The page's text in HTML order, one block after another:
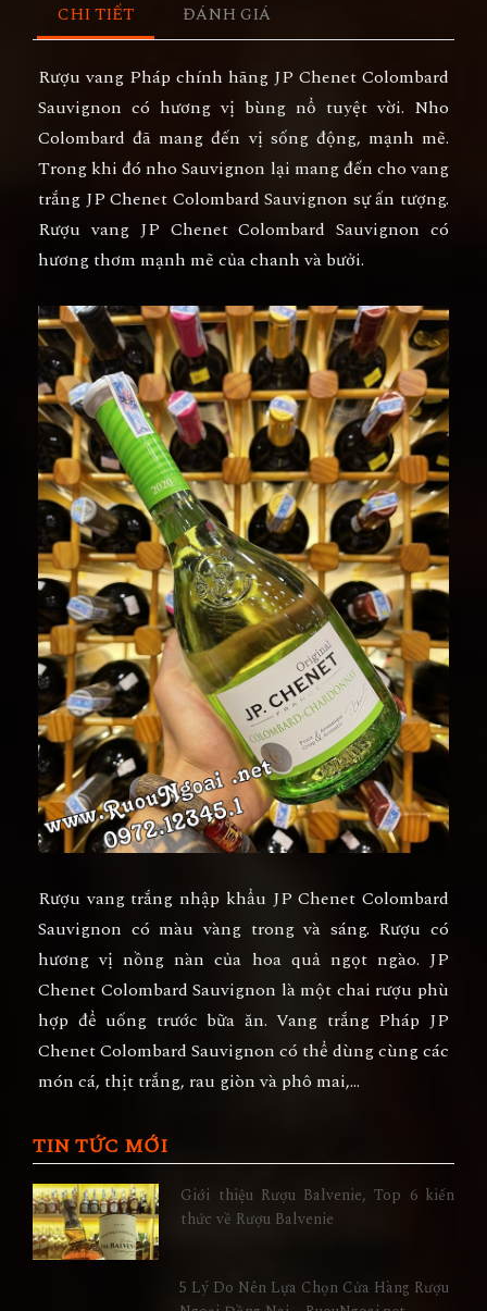
CHI TIẾT ĐÁNH GIÁ
Rượu vang Pháp chính hãng JP Chenet Colombard
Sauvignon có hương vị bùng nổ tuyệt vời. Nho
Colombard đã mang đến vị sống động, mạnh mẽ.
Trong khi đó nho Sauvignon lại mang đến cho vang
trắng JP Chenet Colombard Sauvignon sự ấn tượng.
Rượu vang JP Chenet Colombard Sauvignon có
hương thơm mạnh mẽ của chanh và bưởi.
Rượu vang trắng nhập khẩu JP Chenet Colombard
Sauvignon có màu vàng trong và sáng. Rượu có
hương vị nồng nàn của hoa quả ngọt ngào. JP
Chenet Colombard Sauvignon là một chai rượu phù
hợp để uống trước bữa ăn. Vang trắng Pháp JP
Chenet Colombard Sauvignon có thể dùng cùng các
món cá, thịt trắng, rau giòn và phô mai,...
TIN TỨC MỚI
Giới thiệu Rượu Balvenie, Top 6 kiến
thức về Rượu Balvenie
5 Lý Do Nên Lựa Chọn Cửa Hàng Rượu